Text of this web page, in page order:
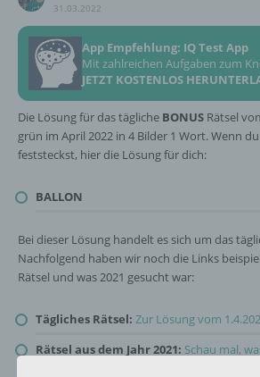
31.03.2022
App Empfehlung: IQ Test App
Mit zahlreichen Aufgaben zum
JETZT KOSTENLOS
Die Lösung für das tägliche BONUS Rätsel
grün im April 2022 in 4 Bilder 1 Wort. Wenn
feststeckst, hier die Lösung für dich:
BALLON
Bei dieser Lösung handelt es sich um das
Nachfolgend haben wir noch die Links
Rätsel und was 2021 gesucht war:
Tägliches Rätsel: Zur Lösung vom
Rätsel aus dem Jahr 2021: Schau mal,